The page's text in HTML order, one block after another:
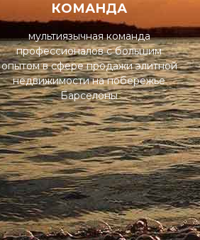
КОМАНДА
мультиязычная команда
профессионалов с большим
опытом в сфере продажи элитной
недвижимости на побережье
Барселоны